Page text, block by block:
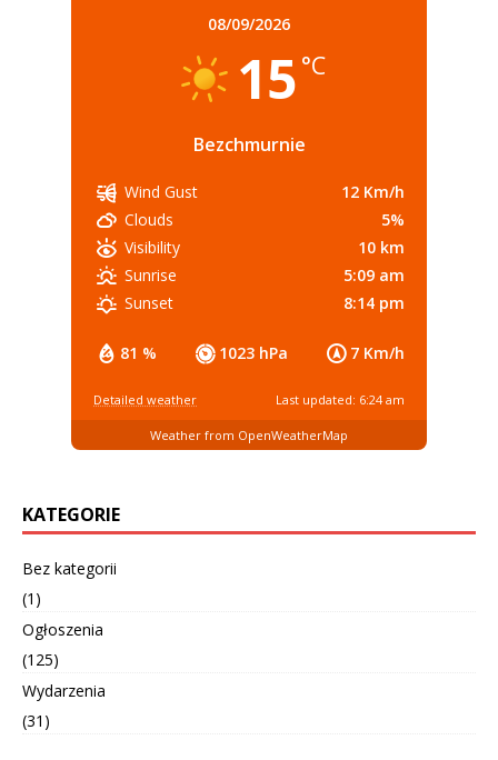
08/09/2026
15 °C
Bezchmurnie
81 % 1023 hPa 7 Km/h
Wind Gust
12 Km/h
Clouds
5%
Visibility
10 km
Sunrise
5:09 am
Sunset
8:14 pm
Detailed weather Last updated: 6:24 am
Weather from OpenWeatherMap
KATEGORIE
Bez kategorii
(1)
Ogłoszenia
(125)
Wydarzenia
(31)